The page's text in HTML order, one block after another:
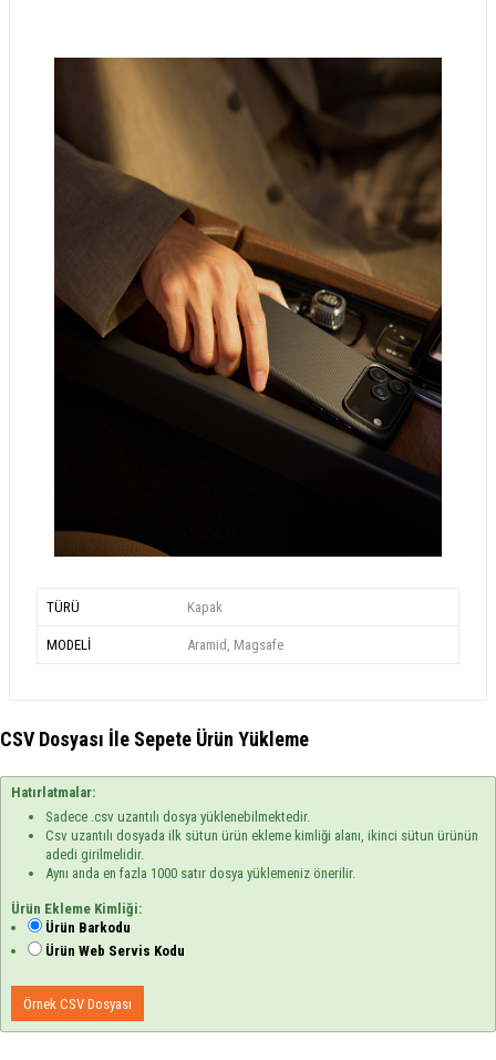
TÜRÜ Kapak
MODELİ Aramid, Magsafe
CSV Dosyası İle Sepete Ürün Yükleme
Hatırlatmalar:
Sadece .csv uzantılı dosya yüklenebilmektedir.
Csv uzantılı dosyada ilk sütun ürün ekleme kimliği alanı, ikinci sütun ürünün
adedi girilmelidir.
Aynı anda en fazla 1000 satır dosya yüklemeniz önerilir.
Ürün Ekleme Kimliği:
Ürün Barkodu
Ürün Web Servis Kodu
Örnek CSV Dosyası